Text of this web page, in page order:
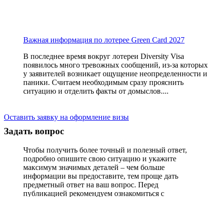
Важная информация по лотерее Green Card 2027
В последнее время вокруг лотереи Diversity Visa
появилось много тревожных сообщений, из-за которых
у заявителей возникает ощущение неопределенности и
паники. Считаем необходимым сразу прояснить
ситуацию и отделить факты от домыслов....
Оставить заявку на оформление визы
Задать вопрос
Чтобы получить более точный и полезный ответ,
подробно опишите свою ситуацию и укажите
максимум значимых деталей – чем больше
информации вы предоставите, тем проще дать
предметный ответ на ваш вопрос. Перед
публикацией рекомендуем ознакомиться с